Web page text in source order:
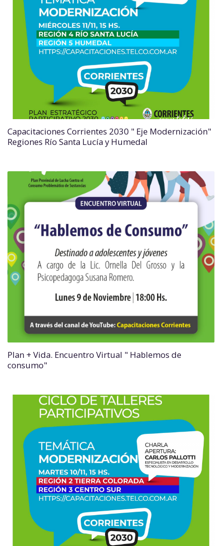
Capacitaciones Corrientes 2030 " Eje Modernización"
Regiones Río Santa Lucía y Humedal
Plan + Vida. Encuentro Virtual " Hablemos de
consumo"